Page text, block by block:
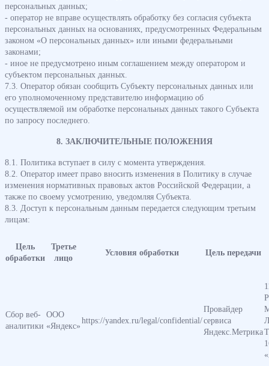
персональных данных;
- оператор не вправе осуществлять обработку без согласия субъекта
персональных данных на основаниях, предусмотренных Федеральным
законом «О персональных данных» или иными федеральными
законами;
- иное не предусмотрено иным соглашением между оператором и
субъектом персональных данных.
7.3. Оператор обязан сообщить Субъекту персональных данных или
его уполномоченному представителю информацию об
осуществляемой им обработке персональных данных такого Субъекта
по запросу последнего.
8. ЗАКЛЮЧИТЕЛЬНЫЕ ПОЛОЖЕНИЯ
8.1. Политика вступает в силу с момента утверждения.
8.2. Оператор имеет право вносить изменения в Политику в случае
изменения нормативных правовых актов Российской Федерации, а
также по своему усмотрению, уведомляя Субъекта.
8.3. Доступ к персональным данным передается следующим третьим
лицам:
Цель
обработки
Третье
лицо
Условия обработки Цель передачи
Сбор веб-
аналитики
ООО
«Яндекс»
https://yandex.ru/legal/confidential/
Провайдер
сервиса
Яндекс.Метрика